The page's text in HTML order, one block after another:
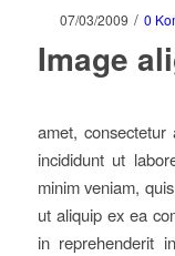
07/03/2009 / 0
Image
amet,
incididunt ut
minim veniam,
ut aliquip ex ea
in reprehenderit